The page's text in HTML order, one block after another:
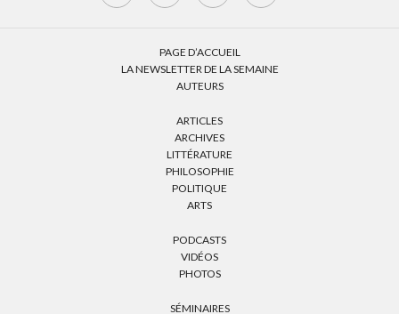
PAGE D’ACCUEIL
LA NEWSLETTER DE LA SEMAINE
AUTEURS
ARTICLES
ARCHIVES
LITTÉRATURE
PHILOSOPHIE
POLITIQUE
ARTS
PODCASTS
VIDÉOS
PHOTOS
SÉMINAIRES